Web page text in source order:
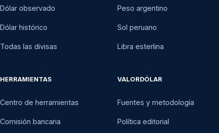
Dólar observado
Dólar histórico
Todas las divisas
Peso argentino
Sol peruano
Libra esterlina
HERRAMIENTAS
Centro de herramientas
Comisión bancaria
VALORDÓLAR
Fuentes y metodología
Política editorial